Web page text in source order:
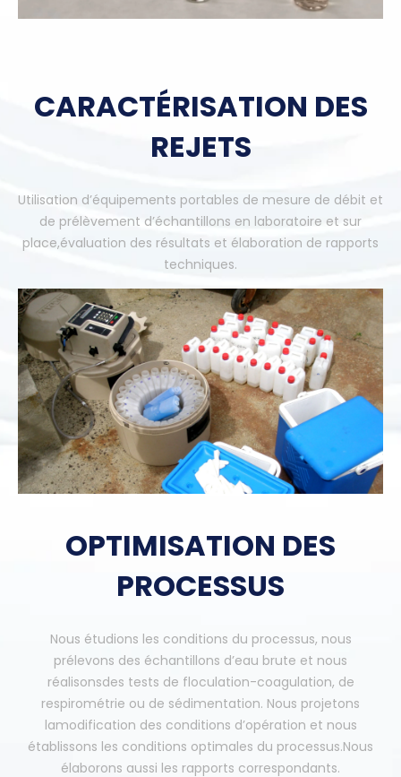
CARACTÉRISATION DES
REJETS
Utilisation d’équipements portables de mesure de débit et
de prélèvement d’échantillons en laboratoire et sur
place,évaluation des résultats et élaboration de rapports
techniques.
OPTIMISATION DES
PROCESSUS
Nous étudions les conditions du processus, nous
prélevons des échantillons d’eau brute et nous
réalisonsdes tests de floculation-coagulation, de
respirométrie ou de sédimentation. Nous projetons
lamodification des conditions d’opération et nous
établissons les conditions optimales du processus.Nous
élaborons aussi les rapports correspondants.